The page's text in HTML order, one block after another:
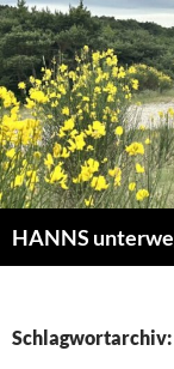
Zum
Inhalt
springen
HANNS